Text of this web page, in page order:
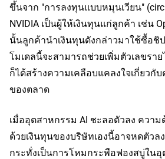
ขึ้นจาก "การลงทุนแบบหมุนเวียน"
NVIDIA เป็นผู้ให้เงินทุนแก่ลูกค้า เช่น
นั้นลูกค้านำเงินทุนดังกล่าวมาใช้ซื้อชิป
โมเดลนี้จะสามารถช่วยเพิ่มตัวเลขรา
ก็ได้สร้างความเคลือบแคลงใจเกี่ยวกั
ของตลาด
เมื่ออุตสาหกรรม AI ชะลอตัวลง ควา
ด้วยเงินทุนของบริษัทเองนี้อาจหดตัวล
กระทั่งเป็นการโหมกระพือฟองสบู่ใน